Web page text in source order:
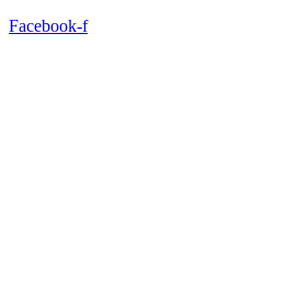
Facebook-f